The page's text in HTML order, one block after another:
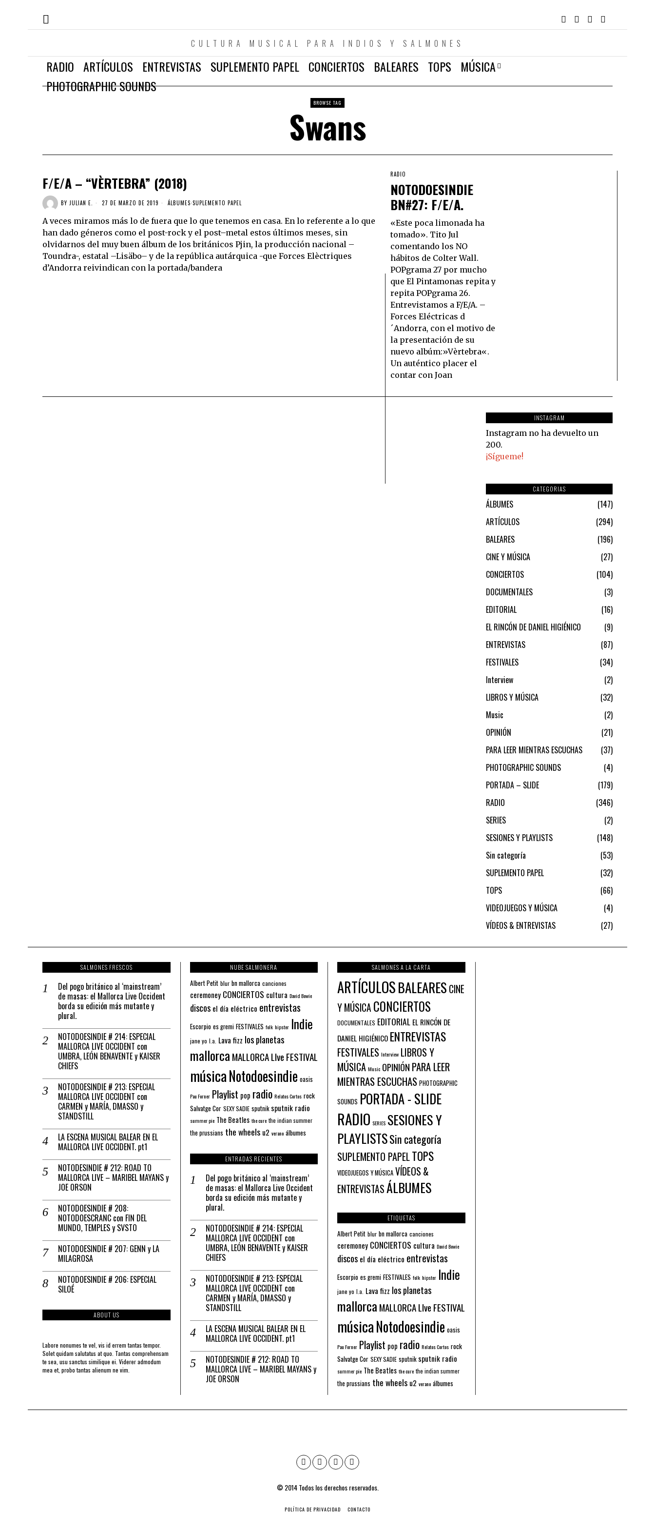
CULTURA MUSICAL PARA INDIOS Y SALMONES
RADIO ARTÍCULOS ENTREVISTAS SUPLEMENTO PAPEL CONCIERTOS BALEARES TOPS
MÚSICA
PHOTOGRAPHIC SOUNDS
BROWSE TAG
Swans
F/E/A – “VÈRTEBRA” (2018)
BY JULIAN E. 27 DE MARZO DE 2019 ÁLBUMES·SUPLEMENTO PAPEL
A veces miramos más lo de fuera que lo que tenemos en casa. En lo referente a lo que
han dado géneros como el post-rock y el post–metal estos últimos meses, sin
olvidarnos del muy buen álbum de los británicos Pjin, la producción nacional –
Toundra-, estatal –Lisäbo– y de la república autárquica -que Forces Elèctriques
d’Andorra reivindican con la portada/bandera
RADIO
NOTODOESINDIE
BN#27: F/E/A.
«Este poca limonada ha
tomado». Tito Jul
comentando los NO
hábitos de Colter Wall.
POPgrama 27 por mucho
que El Pintamonas repita y
repita POPgrama 26.
Entrevistamos a F/E/A. –
Forces Eléctricas d
´Andorra, con el motivo de
la presentación de su
nuevo albúm:»Vèrtebra«.
Un auténtico placer el
contar con Joan
INSTAGRAM
Instagram no ha devuelto un
200.
¡Sígueme!
CATEGORIAS
ÁLBUMES
147
ARTÍCULOS
294
BALEARES
196
CINE Y MÚSICA
27
CONCIERTOS
104
DOCUMENTALES
3
EDITORIAL
16
EL RINCÓN DE DANIEL HIGIÉNICO
9
ENTREVISTAS
87
FESTIVALES
34
Interview
2
LIBROS Y MÚSICA
32
Music
2
OPINIÓN
21
PARA LEER MIENTRAS ESCUCHAS
37
PHOTOGRAPHIC SOUNDS
4
PORTADA – SLIDE
179
RADIO
346
SERIES
2
SESIONES Y PLAYLISTS
148
Sin categoría
53
SUPLEMENTO PAPEL
32
TOPS
66
VIDEOJUEGOS Y MÚSICA
4
VÍDEOS & ENTREVISTAS
27
SALMONES FRESCOS
Del pogo británico al ‘mainstream’
de masas: el Mallorca Live Occident
borda su edición más mutante y
plural.
NOTODOESINDIE # 214: ESPECIAL
MALLORCA LIVE OCCIDENT con
UMBRA, LEÓN BENAVENTE y KAISER
CHIEFS
NOTODOESINDIE # 213: ESPECIAL
MALLORCA LIVE OCCIDENT con
CARMEN y MARÍA, DMASSO y
STANDSTILL
LA ESCENA MUSICAL BALEAR EN EL
MALLORCA LIVE OCCIDENT. pt1
NOTODESINDIE # 212: ROAD TO
MALLORCA LIVE – MARIBEL MAYANS y
JOE ORSON
NOTODOESINDIE # 208:
NOTODOESCRANC con FIN DEL
MUNDO, TEMPLES y SVSTO
NOTODOESINDIE # 207: GENN y LA
MILAGROSA
NOTODOESINDIE # 206: ESPECIAL
SILOÉ
ABOUT US
Labore nonumes te vel, vis id errem tantas tempor.
Solet quidam salutatus at quo. Tantas comprehensam
te sea, usu sanctus similique ei. Viderer admodum
mea et, probo tantas alienum ne vim.
NUBE SALMONERA
Albert Petit blur bn mallorca canciones
ceremoney CONCIERTOS cultura David Bowie
discos el día eléctrico entrevistas
Escorpio es gremi FESTIVALES folk hipster Indie
jane yo l.a. Lava fizz los planetas
mallorca MALLORCA LIve FESTIVAL
músicaNotodoesindie oasis
Pau Forner Playlist pop radio Relatos Cortos rock
Salvatge Cor SEXY SADIE sputnik sputnik radio
summer pie The Beatles the cure the indian summer
the prussians the wheels u2 verano álbumes
ENTRADAS RECIENTES
Del pogo británico al ‘mainstream’
de masas: el Mallorca Live Occident
borda su edición más mutante y
plural.
NOTODOESINDIE # 214: ESPECIAL
MALLORCA LIVE OCCIDENT con
UMBRA, LEÓN BENAVENTE y KAISER
CHIEFS
NOTODOESINDIE # 213: ESPECIAL
MALLORCA LIVE OCCIDENT con
CARMEN y MARÍA, DMASSO y
STANDSTILL
LA ESCENA MUSICAL BALEAR EN EL
MALLORCA LIVE OCCIDENT. pt1
NOTODESINDIE # 212: ROAD TO
MALLORCA LIVE – MARIBEL MAYANS y
JOE ORSON
SALMONES A LA CARTA
ARTÍCULOSBALEARES CINE
Y MÚSICA CONCIERTOS
DOCUMENTALES EDITORIAL EL RINCÓN DE
DANIEL HIGIÉNICO ENTREVISTAS
FESTIVALES Interview LIBROS Y
MÚSICA Music OPINIÓN PARA LEER
MIENTRAS ESCUCHAS PHOTOGRAPHIC
SOUNDS PORTADA - SLIDE
RADIO SERIES SESIONES Y
PLAYLISTSSin categoría
SUPLEMENTO PAPELTOPS
VIDEOJUEGOS Y MÚSICA VÍDEOS &
ENTREVISTASÁLBUMES
ETIQUETAS
Albert Petit blur bn mallorca canciones
ceremoney CONCIERTOS cultura David Bowie
discos el día eléctrico entrevistas
Escorpio es gremi FESTIVALES folk hipster Indie
jane yo l.a. Lava fizz los planetas
mallorca MALLORCA LIve FESTIVAL
músicaNotodoesindie oasis
Pau Forner Playlist pop radio Relatos Cortos rock
Salvatge Cor SEXY SADIE sputnik sputnik radio
summer pie The Beatles the cure the indian summer
the prussians the wheels u2 verano álbumes
© 2014 Todos los derechos reservados.
POLÍTICA DE PRIVACIDAD CONTACTO